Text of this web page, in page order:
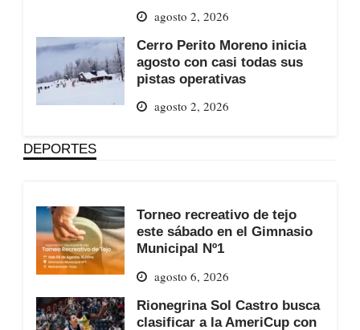
agosto 2, 2026
Cerro Perito Moreno inicia
agosto con casi todas sus
pistas operativas
agosto 2, 2026
DEPORTES
Torneo recreativo de tejo
este sábado en el Gimnasio
Municipal Nº1
agosto 6, 2026
Rionegrina Sol Castro busca
clasificar a la AmeriCup con